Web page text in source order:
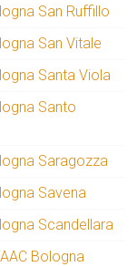
San Ruffillo
San Vitale
Santa Viola
Santo
Saragozza
Savena
Scandellara
Bologna